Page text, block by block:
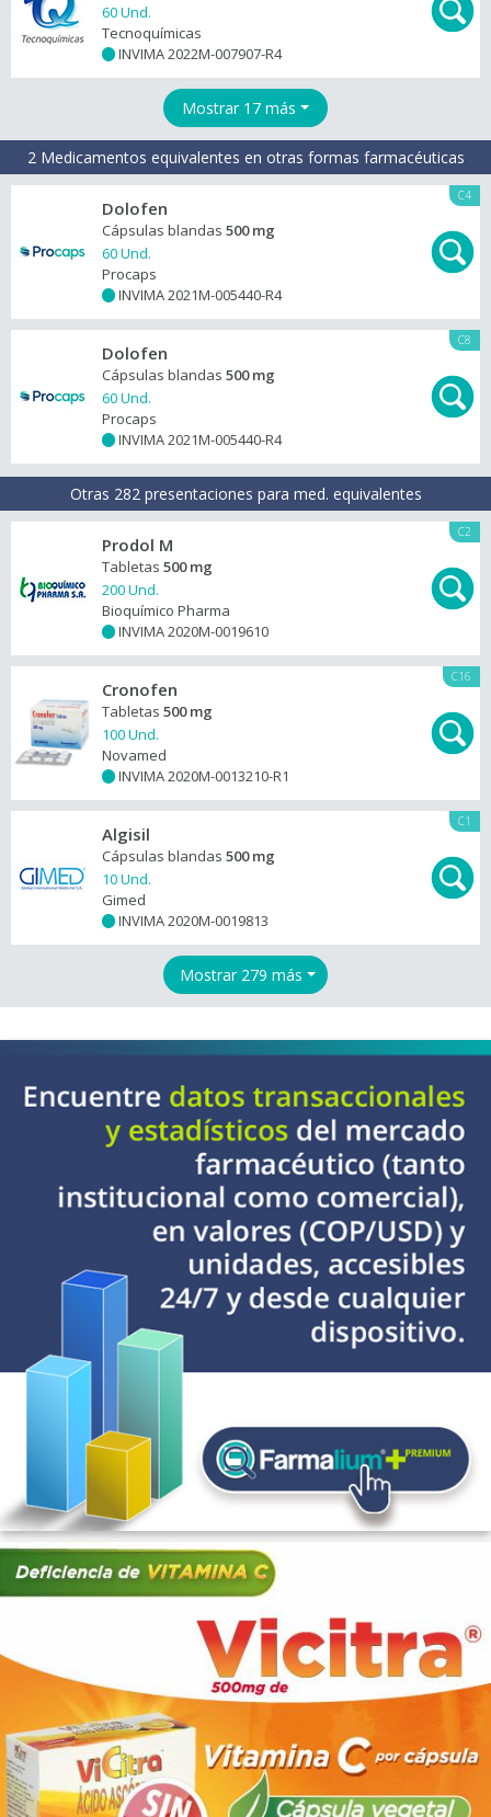
60 Und.
Tecnoquímicas
INVIMA 2022M-007907-R4
Mostrar 17 más
2 Medicamentos equivalentes en otras formas farmacéuticas
C4
Dolofen
Cápsulas blandas 500 mg
60 Und.
Procaps
INVIMA 2021M-005440-R4
C8
Dolofen
Cápsulas blandas 500 mg
60 Und.
Procaps
INVIMA 2021M-005440-R4
Otras 282 presentaciones para med. equivalentes
C2
Prodol M
Tabletas 500 mg
200 Und.
Bioquímico Pharma
INVIMA 2020M-0019610
C16
Cronofen
Tabletas 500 mg
100 Und.
Novamed
INVIMA 2020M-0013210-R1
C1
Algisil
Cápsulas blandas 500 mg
10 Und.
Gimed
INVIMA 2020M-0019813
Mostrar 279 más